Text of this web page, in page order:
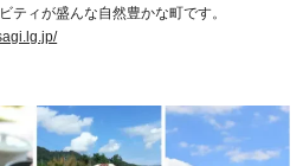
ティが盛んな自然豊かな町です。